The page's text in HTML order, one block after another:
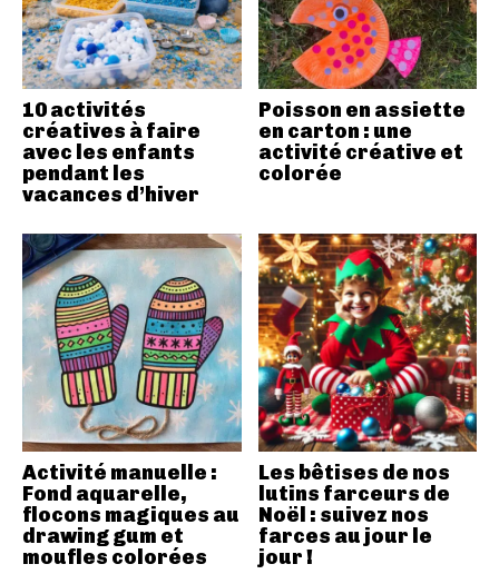
10 activités
créatives à faire
avec les enfants
pendant les
vacances d’hiver
Poisson en assiette
en carton : une
activité créative et
colorée
Activité manuelle :
Fond aquarelle,
flocons magiques au
drawing gum et
moufles colorées
Les bêtises de nos
lutins farceurs de
Noël : suivez nos
farces au jour le
jour !